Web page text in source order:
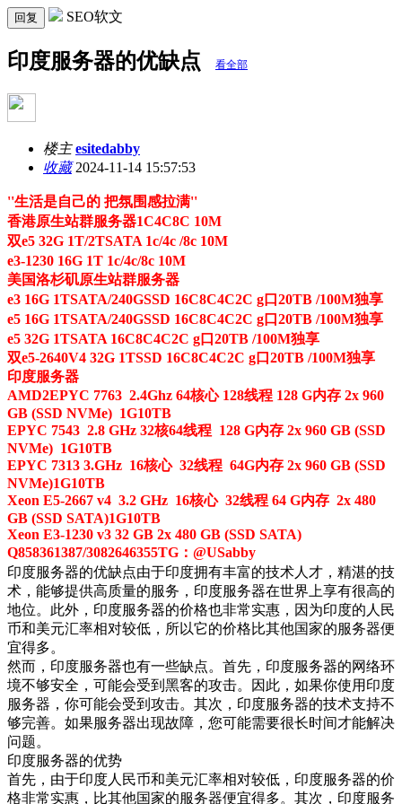
回复 SEO软文
印度服务器的优缺点 看全部
楼主 esitedabby
收藏2024-11-14 15:57:53
''生活是自己的 把氛围感拉满''
香港原生站群服务器1C4C8C 10M
双e5 32G 1T/2TSATA 1c/4c /8c 10M
e3-1230 16G 1T 1c/4c/8c 10M
美国洛杉矶原生站群服务器
e3 16G 1TSATA/240GSSD 16C8C4C2C g口20TB /100M独享
e5 16G 1TSATA/240GSSD 16C8C4C2C g口20TB /100M独享
e5 32G 1TSATA 16C8C4C2C g口20TB /100M独享
双e5-2640V4 32G 1TSSD 16C8C4C2C g口20TB /100M独享
印度服务器
AMD2EPYC 7763 2.4Ghz 64核心 128线程 128 G内存 2x 960
GB (SSD NVMe) 1G10TB
EPYC 7543 2.8 GHz 32核64线程 128 G内存 2x 960 GB (SSD
NVMe) 1G10TB
EPYC 7313 3.GHz 16核心 32线程 64G内存 2x 960 GB (SSD
NVMe)1G10TB
Xeon E5-2667 v4 3.2 GHz 16核心 32线程 64 G内存 2x 480
GB (SSD SATA)1G10TB
Xeon E3-1230 v3 32 GB 2x 480 GB (SSD SATA)
Q858361387/3082646355TG：@USabby
印度服务器的优缺点由于印度拥有丰富的技术人才，精湛的技
术，能够提供高质量的服务，印度服务器在世界上享有很高的
地位。此外，印度服务器的价格也非常实惠，因为印度的人民
币和美元汇率相对较低，所以它的价格比其他国家的服务器便
宜得多。
然而，印度服务器也有一些缺点。首先，印度服务器的网络环
境不够安全，可能会受到黑客的攻击。因此，如果你使用印度
服务器，你可能会受到攻击。其次，印度服务器的技术支持不
够完善。如果服务器出现故障，您可能需要很长时间才能解决
问题。
印度服务器的优势
首先，由于印度人民币和美元汇率相对较低，印度服务器的价
格非常实惠，比其他国家的服务器便宜得多。其次，印度服务